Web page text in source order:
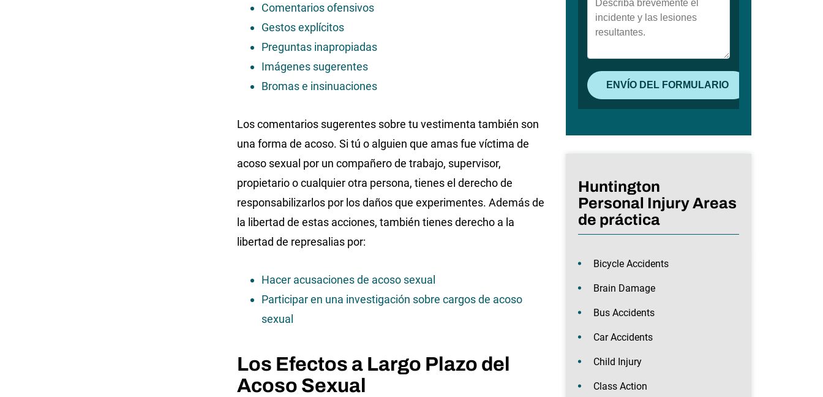
Comentarios ofensivos
Gestos explícitos
Preguntas inapropiadas
Imágenes sugerentes
Bromas e insinuaciones
Los comentarios sugerentes sobre tu vestimenta también son
una forma de acoso. Si tú o alguien que amas fue víctima de
acoso sexual por un compañero de trabajo, supervisor,
propietario o cualquier otra persona, tienes el derecho de
responsabilizarlos por los daños que experimentes. Además de
la libertad de estas acciones, también tienes derecho a la
libertad de represalias por:
Hacer acusaciones de acoso sexual
Participar en una investigación sobre cargos de acoso
sexual
Los Efectos a Largo Plazo del
Acoso Sexual
Huntington
Personal Injury Areas
de práctica
Bicycle Accidents
Brain Damage
Bus Accidents
Car Accidents
Child Injury
Class Action